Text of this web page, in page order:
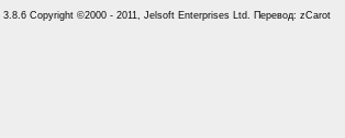
Copyright ©2000 - 2011, Jelsoft Enterprises Ltd. Перевод: zCarot